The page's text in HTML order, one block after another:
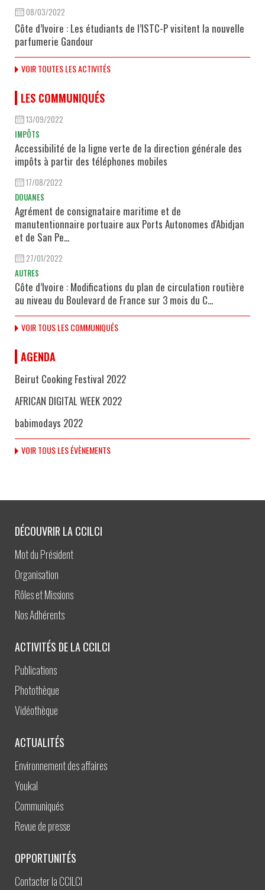
08/03/2022
Côte d’Ivoire : Les étudiants de l’ISTC-P visitent la nouvelle
parfumerie Gandour
VOIR TOUTES LES ACTIVITÉS
LES COMMUNIQUÉS
13/09/2022
IMPÔTS
Accessibilité de la ligne verte de la direction générale des
impôts à partir des téléphones mobiles
17/08/2022
DOUANES
Agrément de consignataire maritime et de
manutentionnaire portuaire aux Ports Autonomes d'Abidjan
et de San Pe...
27/01/2022
AUTRES
Côte d’Ivoire : Modifications du plan de circulation routière
au niveau du Boulevard de France sur 3 mois du C...
VOIR TOUS LES COMMUNIQUÉS
AGENDA
Beirut Cooking Festival 2022
AFRICAN DIGITAL WEEK 2022
babimodays 2022
VOIR TOUS LES ÉVÈNEMENTS
DÉCOUVRIR LA CCILCI
Mot du Président
Organisation
Rôles et Missions
Nos Adhérents
ACTIVITÉS DE LA CCILCI
Publications
Photothèque
Vidéothèque
ACTUALITÉS
Environnement des affaires
Youkal
Communiqués
Revue de presse
OPPORTUNITÉS
Contacter la CCILCI